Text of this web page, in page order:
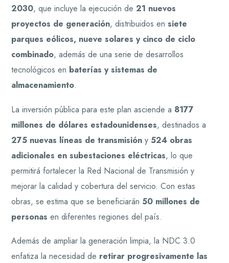
2030, que incluye la ejecución de21 nuevos
proyectos de generación, distribuidos ensiete
parques eólicos, nueve solares y cinco de ciclo
combinado, además de una serie de desarrollos
tecnológicos en baterías y sistemas de
almacenamiento.
La inversión pública para este plan asciende a 8177
millones de dólares estadounidenses, destinados a
275 nuevas líneas de transmisión y 524 obras
adicionales en subestaciones eléctricas, lo que
permitirá fortalecer la Red Nacional de Transmisión y
mejorar la calidad y cobertura del servicio. Con estas
obras, se estima que se beneficiarán 50 millones de
personas en diferentes regiones del país.
Además de ampliar la generación limpia, la NDC 3.0
enfatiza la necesidad de retirar progresivamente las